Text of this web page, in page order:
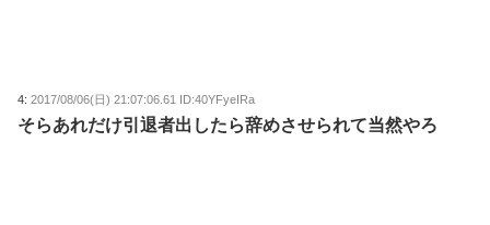
4:2017/08/06(日) 21:07:06.61 ID:40YFyeIRa
そらあれだけ引退者出したら辞めさせられて当然やろ